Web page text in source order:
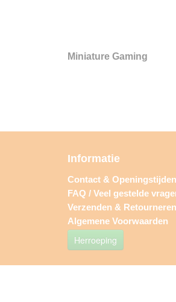
Miniature Gaming
Informatie
Contact & Openingstijden
FAQ / Veel gestelde
Verzenden & Retourneren
Algemene Voorwaarden
Herroeping